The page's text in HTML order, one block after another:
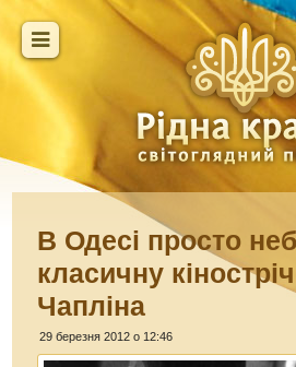
В Одесі просто
класичну
Чапліна
29 березня 2012 о 12:46